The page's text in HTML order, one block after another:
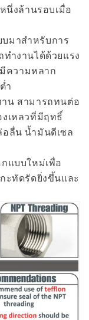
นึ่งล้านรอบเมื่อ
มาสำหรับการ
ำงานได้ด้วยแรง
ความหลาก
ำ
น สามารถทนต่อ
เหลวที่มีฤทธิ์
ลื่น น้ำมันดีเซล
แบบใหม่เพื่อ
ะทัดรัดยิ่งขึ้นและ